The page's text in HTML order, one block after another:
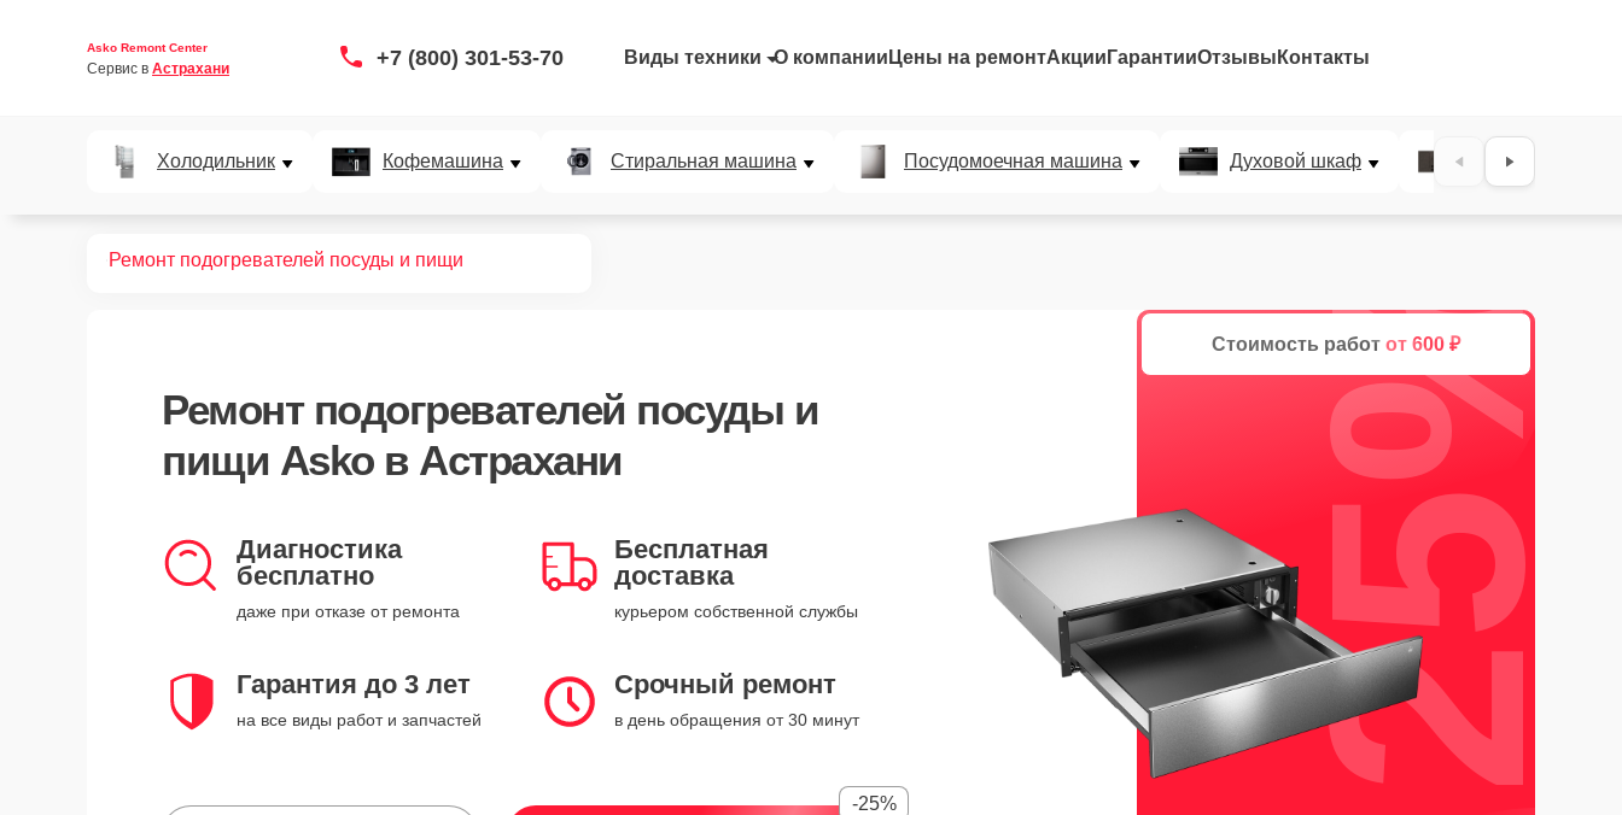
Asko Remont Center
Сервис в Астрахани +7 (800) 301-53-70 Виды техники О компании Цены на ремонтАкции ГарантииОтзывы Контакты
Холодильник Кофемашина Стиральная машина Посудомоечная машина Духовой шкаф Варочная
Ремонт подогревателей посуды и пищи
Ремонт подогревателей посуды и
пищи Askoв Астрахани
Диагностика
бесплатно
даже при отказе от ремонта
Бесплатная
доставка
курьером собственной службы
Гарантия до 3 лет
на все виды работ и запчастей
Срочный ремонт
в день обращения от 30 минут
-25%
Стоимость работ от 600 ₽
25%